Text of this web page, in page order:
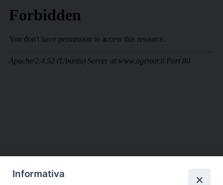
DIOCESI SUBURBICARIA DI ALBANO
Informativa